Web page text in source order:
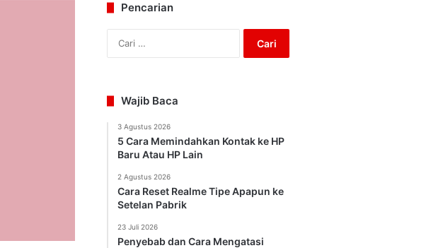
Pencarian
untuk:
Wajib Baca
3 Agustus 2026
5 Cara Memindahkan Kontak ke HP
Baru Atau HP Lain
2 Agustus 2026
Cara Reset Realme Tipe Apapun ke
Setelan Pabrik
23 Juli 2026
Penyebab dan Cara Mengatasi